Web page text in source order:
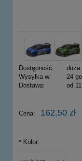
Dostępność:
duża
Wysyłka w:
24
Dostawa:
od
Cena nie zawiera
Cena: 162,50 zł
* Kolor: